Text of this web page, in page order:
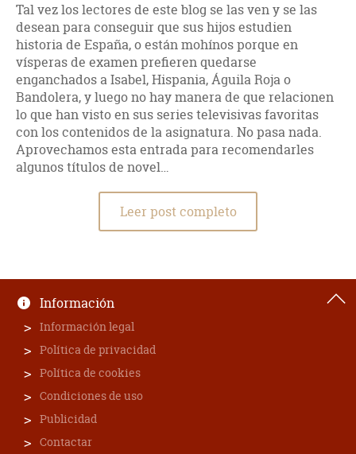
Tal vez los lectores de este blog se las ven y se las
desean para conseguir que sus hijos estudien
historia de España, o están mohínos porque en
vísperas de examen prefieren quedarse
enganchados a Isabel, Hispania, Águila Roja o
Bandolera, y luego no hay manera de que relacionen
lo que han visto en sus series televisivas favoritas
con los contenidos de la asignatura. No pasa nada.
Aprovechamos esta entrada para recomendarles
algunos títulos de novel…
Leer post completo
Información
Información legal
Política de privacidad
Política de cookies
Condiciones de uso
Publicidad
Contactar